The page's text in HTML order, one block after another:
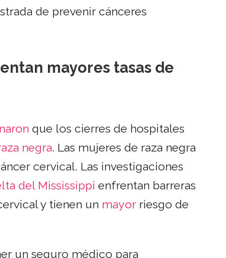
de prevenir cánceres
mayores tasas de
que los cierres de hospitales
negra. Las mujeres de raza negra
cervical. Las investigaciones
del Mississippi enfrentan barreras
y tienen un mayor riesgo de
un seguro médico para